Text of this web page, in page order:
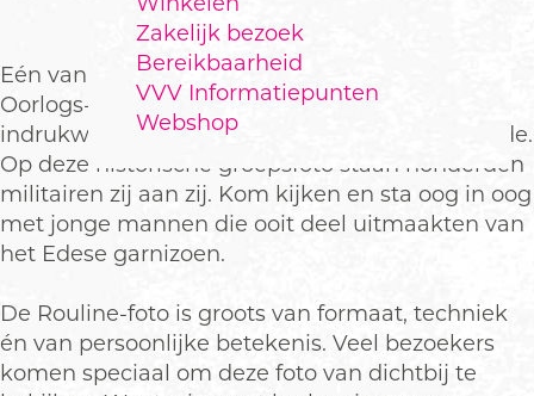
Zakelijk bezoek
Bereikbaarheid
VVV Informatiepunten
Webshop
Eén van de absolute publiekstrekkers van het
Oorlogs-en Garnizoensmuseum Ede is de
indrukwekkende Rouline-foto van garnizoen Ede.
Op deze historische groepsfoto staan honderden
militairen zij aan zij. Kom kijken en sta oog in oog
met jonge mannen die ooit deel uitmaakten van
het Edese garnizoen.
De Rouline-foto is groots van formaat, techniek
én van persoonlijke betekenis. Veel bezoekers
komen speciaal om deze foto van dichtbij te